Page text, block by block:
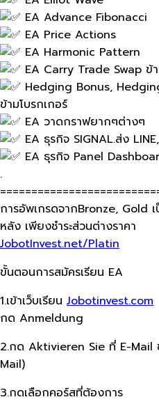
EA Advance Fibonacci
EA Price Actions
EA Harmonic Pattern
EA Carry Trade Swap ข้
Hedging Bonus,
ข้ามโบรกเกอร์
EA วาดกราฟยากๆต่างๆ
EA ธุรกิจ​ SIGNAL.​ส่ง​
EA ธุรกิจ​ Panel
.
การอัพเกรด​จากBronze, Gold
หลัง เพียงชำระส่วนต่างราคา
JobotInvest.net/Platin
ขั้นตอนการสมัครเรียน EA
1.เข้าเว็บเรียน Jobotinvest.com
กด Anmeldung
2.กด Aktivieren Sie ที่ E-Mail
Mail)
3.กดเลือกคอร์สที่ต้องการ